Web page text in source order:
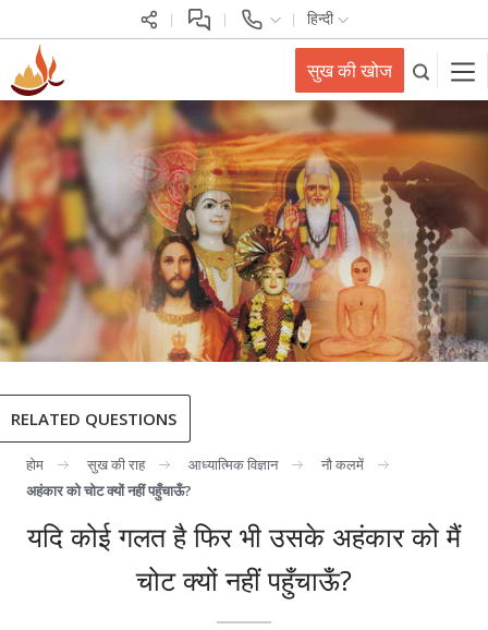
हिन्दी
सुख की खोज
RELATED QUESTIONS
होम सुख की राह आध्यात्मिक विज्ञान
नौ कलमें
अहंकार को चोट क्यों नहीं पहुँचाऊँ?
यदि कोई गलत है फिर भी उसके अहंकार को मैं
चोट क्यों नहीं पहुँचाऊँ?